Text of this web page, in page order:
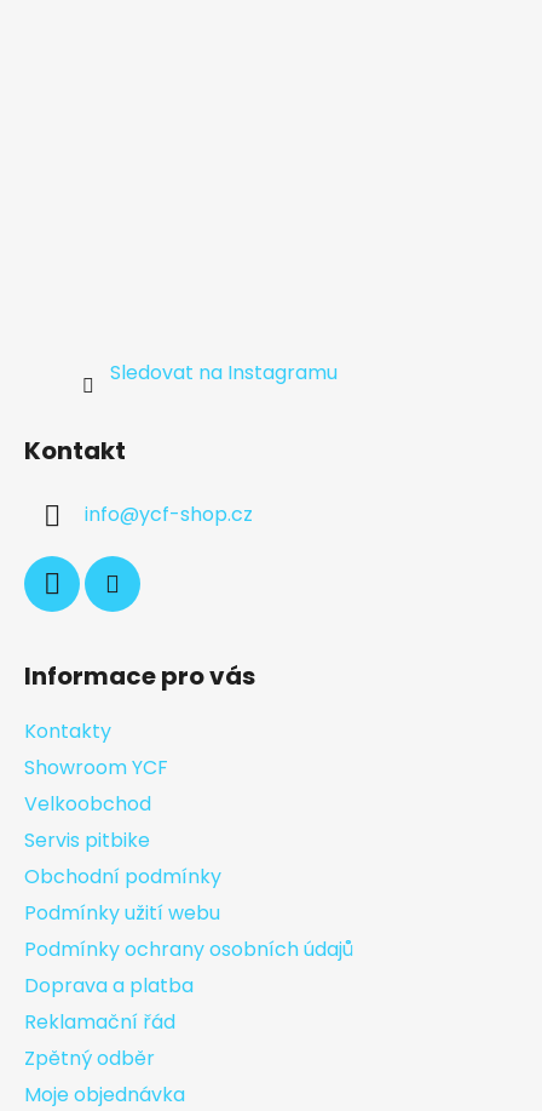
Sledovat na Instagramu
Kontakt
info@ycf-shop.cz
Informace pro vás
Kontakty
Showroom YCF
Velkoobchod
Servis pitbike
Obchodní podmínky
Podmínky užití webu
Podmínky ochrany osobních údajů
Doprava a platba
Reklamační řád
Zpětný odběr
Moje objednávka